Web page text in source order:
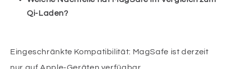
Qi-Laden?
Eingeschränkte Kompatibilität: MagSafe ist derzeit